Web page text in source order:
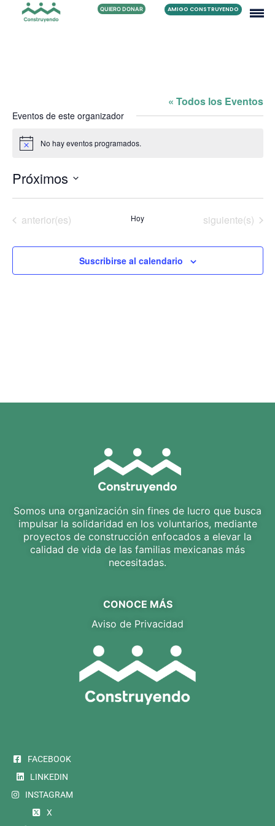
QUIERO DONAR AMIGO CONSTRUYENDO
« Todos los Eventos
Eventos de este organizador
Aviso No hay eventos programados.
Próximos
la
Eventos
anterior(es) Hoy Eventos
siguiente(s)
Suscribirse al calendario
Somos una organización sin fines de lucro que busca
impulsar la solidaridad en los voluntarios, mediante
proyectos de construcción enfocados a elevar la
calidad de vida de las familias mexicanas más
necesitadas.
CONOCE MÁS
Aviso de Privacidad
FACEBOOK
LINKEDIN
INSTAGRAM
X